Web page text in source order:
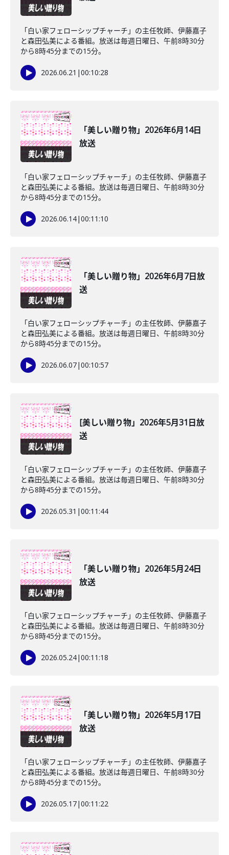
「白い家フェローシップチャーチ」の主任牧師、伊藤嘉子
と森田弘美による番組。放送は毎週日曜日、午前8時30分
から8時45分までの15分。
2026.06.21 |00:10:28
「美しい贈り物」2026年6月14日
放送
「白い家フェローシップチャーチ」の主任牧師、伊藤嘉子
と森田弘美による番組。放送は毎週日曜日、午前8時30分
から8時45分までの15分。
2026.06.14|00:11:10
「美しい贈り物」2026年6月7日放
送
「白い家フェローシップチャーチ」の主任牧師、伊藤嘉子
と森田弘美による番組。放送は毎週日曜日、午前8時30分
から8時45分までの15分。
2026.06.07|00:10:57
[美しい贈り物」2026年5月31日放
送
「白い家フェローシップチャーチ」の主任牧師、伊藤嘉子
と森田弘美による番組。放送は毎週日曜日、午前8時30分
から8時45分までの15分。
2026.05.31 |00:11:44
「美しい贈り物」2026年5月24日
放送
「白い家フェローシップチャーチ」の主任牧師、伊藤嘉子
と森田弘美による番組。放送は毎週日曜日、午前8時30分
から8時45分までの15分。
2026.05.24|00:11:18
「美しい贈り物」2026年5月17日
放送
「白い家フェローシップチャーチ」の主任牧師、伊藤嘉子
と森田弘美による番組。放送は毎週日曜日、午前8時30分
から8時45分までの15分。
2026.05.17|00:11:22